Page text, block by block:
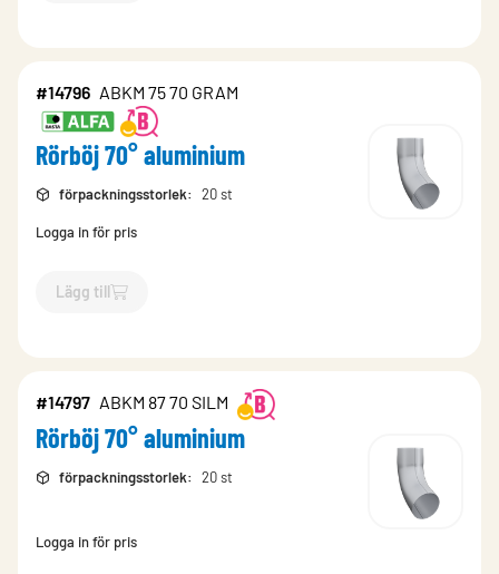
#14796 ABKM 75 70 GRAM
Rörböj 70° aluminium
förpackningsstorlek: 20 st
Logga in för pris
Lägg till
`$Lägg till
#14797 ABKM 87 70 SILM
Rörböj 70° aluminium
förpackningsstorlek: 20 st
Logga in för pris